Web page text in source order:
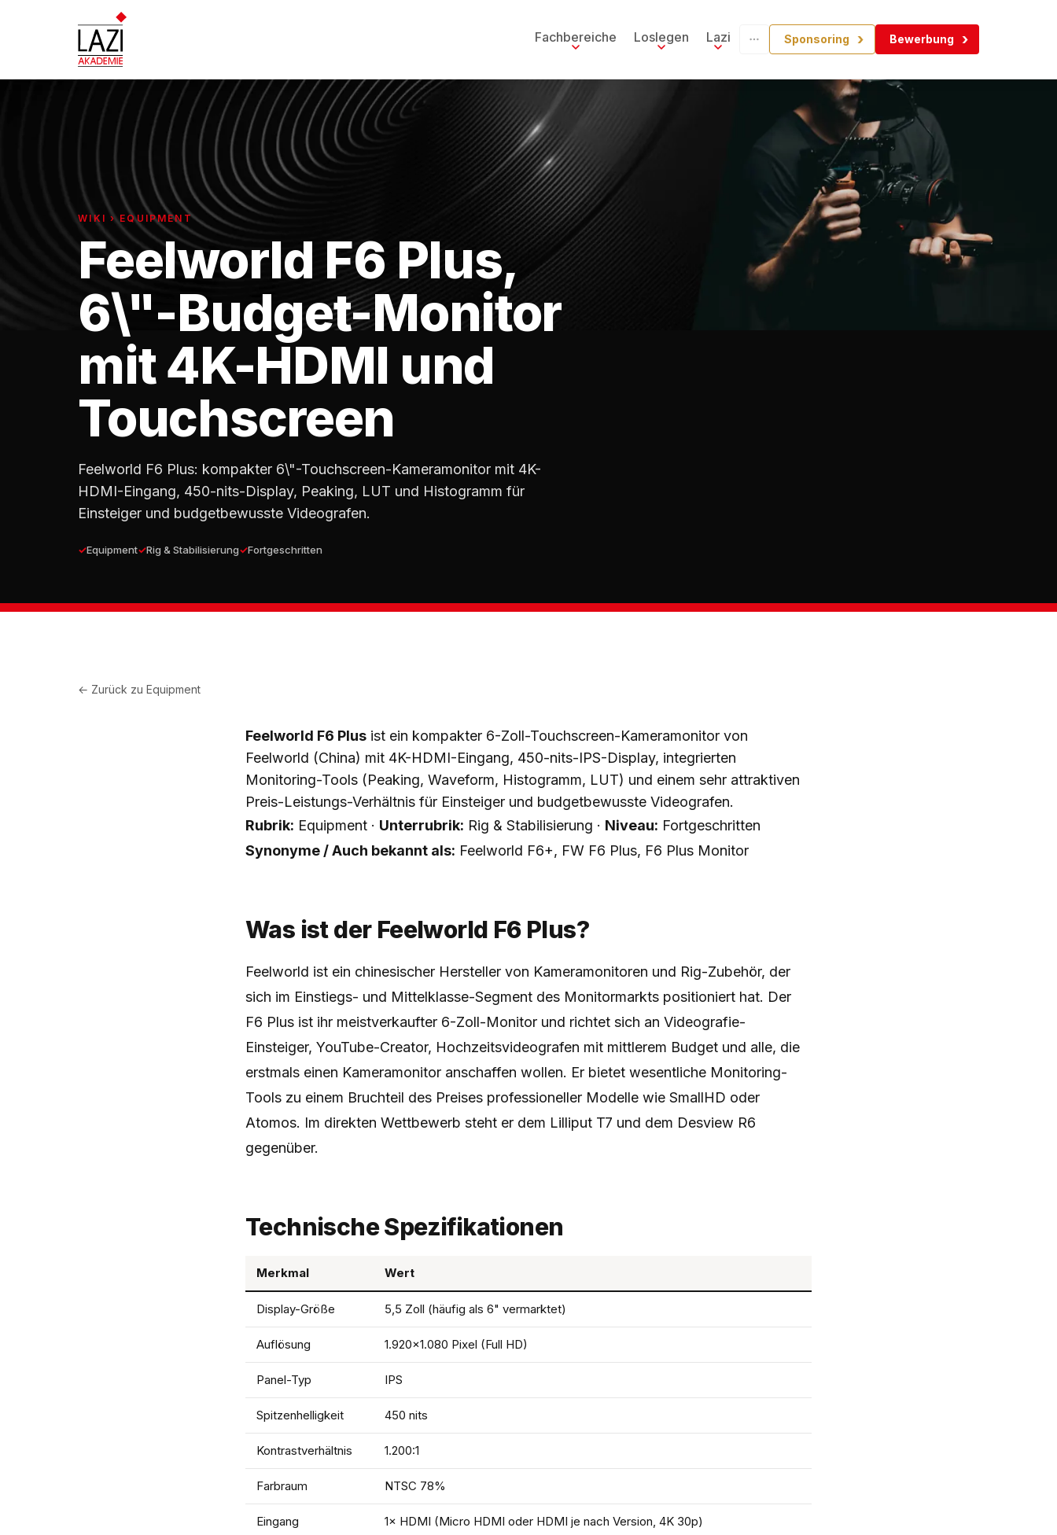
Fachbereiche Loslegen Lazi Sponsoring Bewerbung
WIKI › EQUIPMENT
Feelworld F6 Plus,
6\"-Budget-Monitor
mit 4K-HDMI und
Touchscreen
Feelworld F6 Plus: kompakter 6\"-Touchscreen-Kameramonitor mit 4K-
HDMI-Eingang, 450-nits-Display, Peaking, LUT und Histogramm für
Einsteiger und budgetbewusste Videografen.
Equipment Rig & Stabilisierung Fortgeschritten
← Zurück zuEquipment
Feelworld F6 Plus ist ein kompakter 6-Zoll-Touchscreen-Kameramonitor von
Feelworld (China) mit 4K-HDMI-Eingang, 450-nits-IPS-Display, integrierten
Monitoring-Tools (Peaking, Waveform, Histogramm, LUT) und einem sehr attraktiven
Preis-Leistungs-Verhältnis für Einsteiger und budgetbewusste Videografen.
Rubrik: Equipment · Unterrubrik: Rig & Stabilisierung · Niveau: Fortgeschritten
Synonyme / Auch bekannt als: Feelworld F6+, FW F6 Plus, F6 Plus Monitor
Was ist der Feelworld F6 Plus?
Feelworld ist ein chinesischer Hersteller von Kameramonitoren und Rig-Zubehör, der
sich im Einstiegs- und Mittelklasse-Segment des Monitormarkts positioniert hat. Der
F6 Plus ist ihr meistverkaufter 6-Zoll-Monitor und richtet sich an Videografie-
Einsteiger, YouTube-Creator, Hochzeitsvideografen mit mittlerem Budget und alle, die
erstmals einen Kameramonitor anschaffen wollen. Er bietet wesentliche Monitoring-
Tools zu einem Bruchteil des Preises professioneller Modelle wie SmallHD oder
Atomos. Im direkten Wettbewerb steht er dem Lilliput T7 und dem Desview R6
gegenüber.
Technische Spezifikationen
Merkmal Wert
Display-Größe 5,5 Zoll (häufig als 6" vermarktet)
Auflösung 1.920×1.080 Pixel (Full HD)
Panel-Typ IPS
Spitzenhelligkeit 450 nits
Kontrastverhältnis 1.200:1
Farbraum NTSC 78%
Eingang 1× HDMI (Micro HDMI oder HDMI je nach Version, 4K 30p)